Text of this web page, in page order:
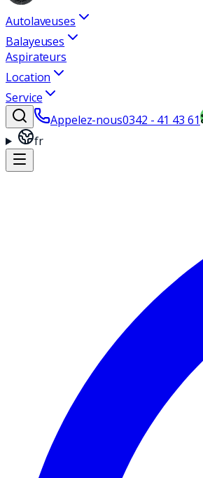
Autolaveuses
Balayeuses
Aspirateurs
Location
Service
Appelez-nous0342 - 41 43 61
fr